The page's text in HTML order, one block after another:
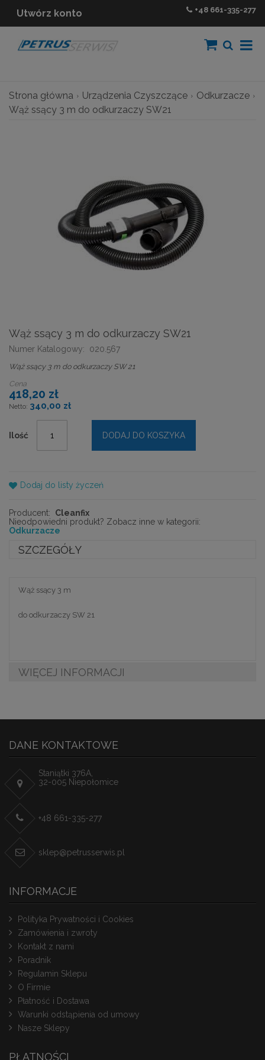
Utwórz konto +48 661-335-277
Strona główna Urządzenia Czyszczące
Odkurzacze
Wąż ssący 3 m do odkurzaczy SW21
Wąż ssący 3 m do odkurzaczy SW21
Numer Katalogowy: 020.567
Wąż ssący 3 m do odkurzaczy SW 21
Cena
418,20 zł
340,00 zł
Ilość DODAJ DO KOSZYKA
Dodaj do listy życzeń
Producent:
Cleanfix
Nieodpowiedni produkt? Zobacz inne w kategorii:
Odkurzacze
SZCZEGÓŁY
Wąż ssący 3 m
do odkurzaczy SW 21
WIĘCEJ INFORMACJI
DANE KONTAKTOWE
Staniątki 376A,
32-005 Niepołomice
+48 661-335-277
sklep@petrusserwis.pl
INFORMACJE
Polityka Prywatności i Cookies
Zamówienia i zwroty
Kontakt z nami
Poradnik
Regulamin Sklepu
O Firmie
Płatność i Dostawa
Warunki odstąpienia od umowy
Nasze Sklepy
PŁATNOŚCI